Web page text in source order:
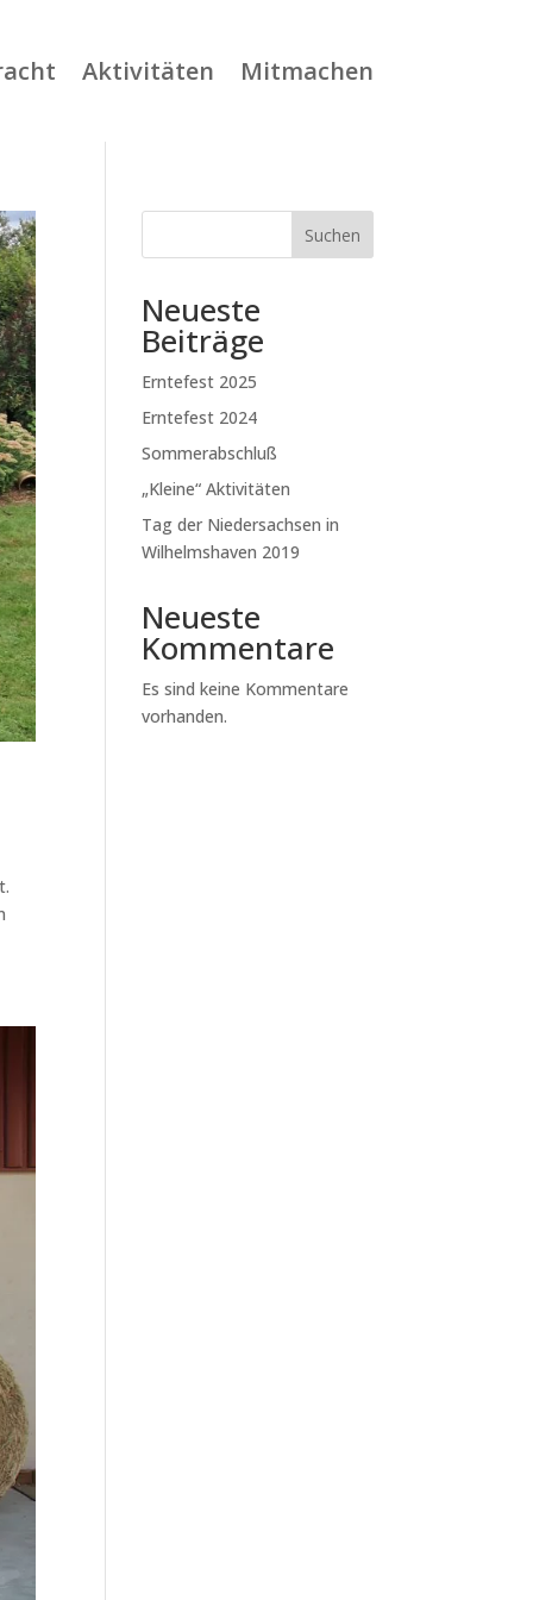
Aktivitäten Mitmachen
Suchen
Neueste
Beiträge
Erntefest 2025
Erntefest 2024
Sommerabschluß
„Kleine“ Aktivitäten
Tag der Niedersachsen in
Wilhelmshaven 2019
Neueste
Kommentare
Es sind keine Kommentare
vorhanden.